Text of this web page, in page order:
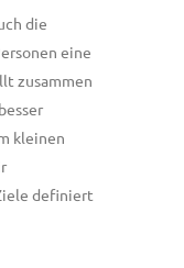
die
eine
zusammen
kleinen
definiert